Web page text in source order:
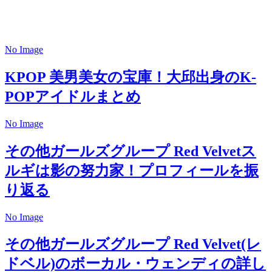
No Image
KPOP 美男美女の宝庫！大邱出身のK-
POPアイドルまとめ
No Image
その他ガールズグループRed Velvetス
ルギは影の努力家！プロフィールを振
り返る
No Image
その他ガールズグループRed Velvet(レ
ドベル)のボーカル・ウェンディの詳し